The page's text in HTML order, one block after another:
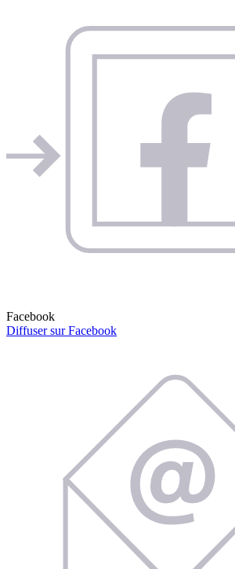
Facebook
Diffuser sur Facebook